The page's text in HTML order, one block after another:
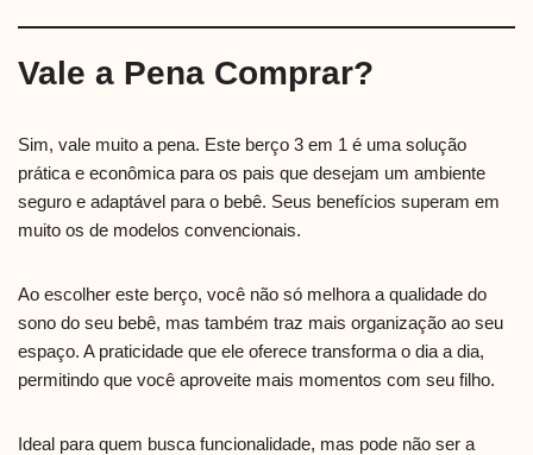
Vale a Pena Comprar?
Sim, vale muito a pena. Este berço 3 em 1 é uma solução
prática e econômica para os pais que desejam um ambiente
seguro e adaptável para o bebê. Seus benefícios superam em
muito os de modelos convencionais.
Ao escolher este berço, você não só melhora a qualidade do
sono do seu bebê, mas também traz mais organização ao seu
espaço. A praticidade que ele oferece transforma o dia a dia,
permitindo que você aproveite mais momentos com seu filho.
Ideal para quem busca funcionalidade, mas pode não ser a